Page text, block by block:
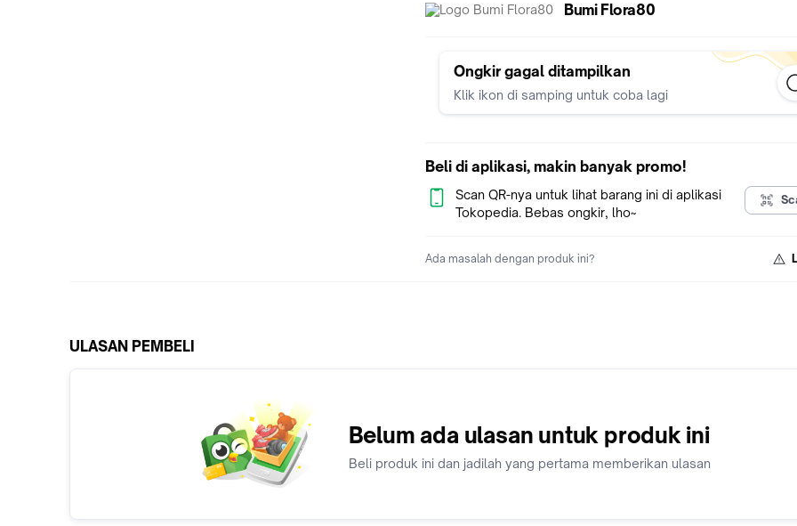
pemesanan jam 15.00 , Orderan masuk diatas jam 15.00 akan
PACKING : - Produk dengan resiko mudah pecah / rusak,
untuk menambahkan bubble wrap di keranjang anda agar
pengiriman lebih aman (bukan jaminan). - Kami menyarankan
menggantinya. Dikarenakan sebelum produk dikirim kami
amp; dipastikan berfungsi dengan baik (kami tidak menerima
RETURN PRODUCT ataupun REFUND). - Barang sesuai dengan
gambar dan dalam kondisi baik sebelum pengiriman. Jadi,
random. MEMBELI = SETUJU
Bumi Flora80
Ongkir gagal ditampilkan
Klik ikon di samping untuk coba lagi
Beli di aplikasi, makin banyak promo!
Scan QR-nya untuk lihat barang ini di aplikasi
Tokopedia. Bebas ongkir, lho~
Ada masalah dengan produk ini?
ULASAN PEMBELI
Belum ada ulasan untuk produk ini
Beli produk ini dan jadilah yang pertama memberikan ulasan